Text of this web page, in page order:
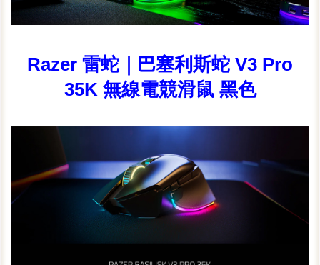
Razer 雷蛇｜巴塞利斯蛇 V3 Pro
35K 無線電競滑鼠 黑色